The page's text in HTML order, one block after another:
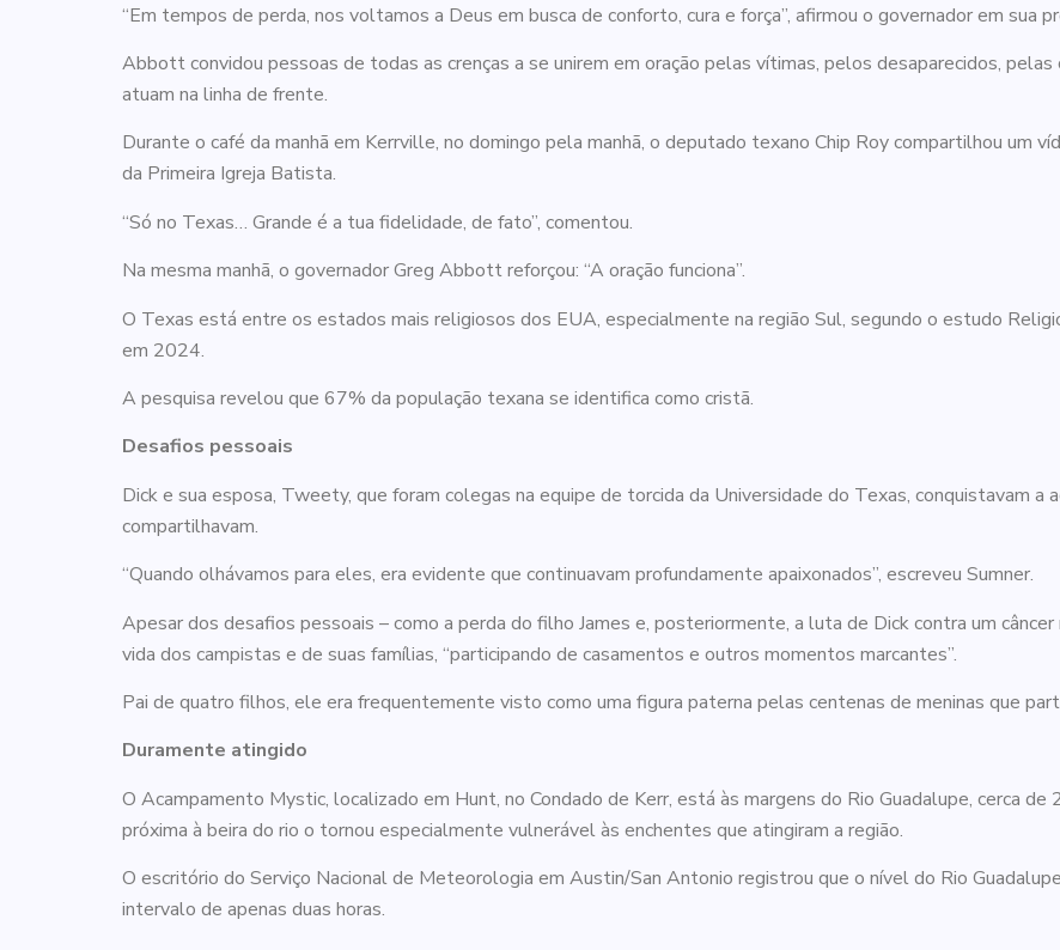
“Em tempos de perda, nos voltamos a Deus em busca de conforto, cura e força”, afirmou o governador em sua
Abbott convidou pessoas de todas as crenças a se unirem em oração pelas vítimas, pelos desaparecidos,
atuam na linha de frente.
Durante o café da manhã em Kerrville, no domingo pela manhã, o deputado texano Chip Roy compartilhou um
da Primeira Igreja Batista.
“Só no Texas… Grande é a tua fidelidade, de fato”, comentou.
Na mesma manhã, o governador Greg Abbott reforçou: “A oração funciona”.
O Texas está entre os estados mais religiosos dos EUA, especialmente na região Sul, segundo o estudo
em 2024.
A pesquisa revelou que 67% da população texana se identifica como cristã.
Desafios pessoais
Dick e sua esposa, Tweety, que foram colegas na equipe de torcida da Universidade do Texas, conquistavam a
compartilhavam.
“Quando olhávamos para eles, era evidente que continuavam profundamente apaixonados”, escreveu Sumner.
Apesar dos desafios pessoais – como a perda do filho James e, posteriormente, a luta de Dick contra um
vida dos campistas e de suas famílias, “participando de casamentos e outros momentos marcantes”.
Pai de quatro filhos, ele era frequentemente visto como uma figura paterna pelas centenas de meninas que
Duramente atingido
O Acampamento Mystic, localizado em Hunt, no Condado de Kerr, está às margens do Rio Guadalupe, cerca
próxima à beira do rio o tornou especialmente vulnerável às enchentes que atingiram a região.
O escritório do Serviço Nacional de Meteorologia em Austin/San Antonio registrou que o nível do Rio
intervalo de apenas duas horas.